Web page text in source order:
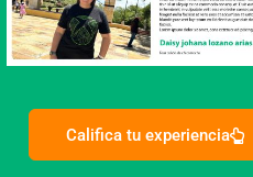
Califica tu experiencia